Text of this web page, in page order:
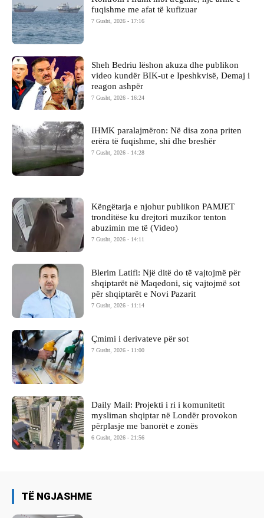
fuqishme me afat të kufizuar
7 Gusht, 2026 - 17:16
Sheh Bedriu lëshon akuza dhe publikon
video kundër BIK-ut e Ipeshkvisë, Demaj i
reagon ashpër
7 Gusht, 2026 - 16:24
IHMK paralajmëron: Në disa zona priten
erëra të fuqishme, shi dhe breshër
7 Gusht, 2026 - 14:28
Këngëtarja e njohur publikon PAMJET
tronditëse ku drejtori muzikor tenton
abuzimin me të (Video)
7 Gusht, 2026 - 14:11
Blerim Latifi: Një ditë do të vajtojmë për
shqiptarët në Maqedoni, siç vajtojmë sot
për shqiptarët e Novi Pazarit
7 Gusht, 2026 - 11:14
Çmimi i derivateve për sot
7 Gusht, 2026 - 11:00
Daily Mail: Projekti i ri i komunitetit
mysliman shqiptar në Londër provokon
përplasje me banorët e zonës
6 Gusht, 2026 - 21:56
TË NGJASHME